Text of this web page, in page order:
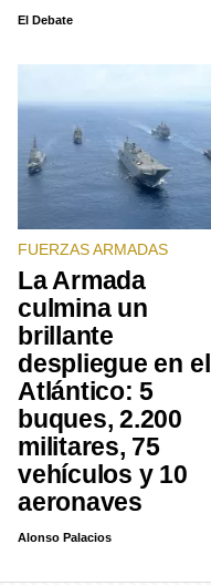
El Debate
FUERZAS ARMADAS
La Armada
culmina un
brillante
despliegue en el
Atlántico: 5
buques, 2.200
militares, 75
vehículos y 10
aeronaves
Alonso Palacios